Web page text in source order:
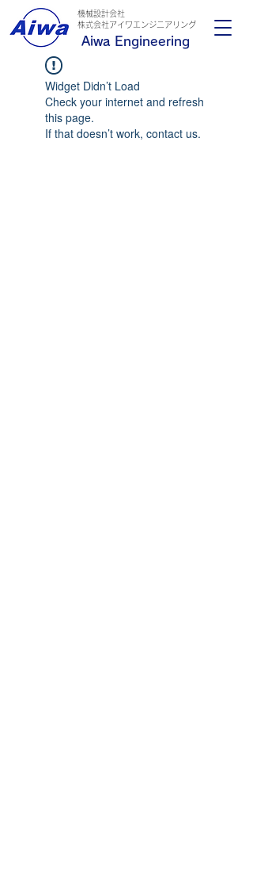
Aiwa Engineering
機械設計会社
​株式会社アイワエンジニアリング
Widget Didn’t Load
Check your internet and refresh
this page.
If that doesn’t work, contact us.